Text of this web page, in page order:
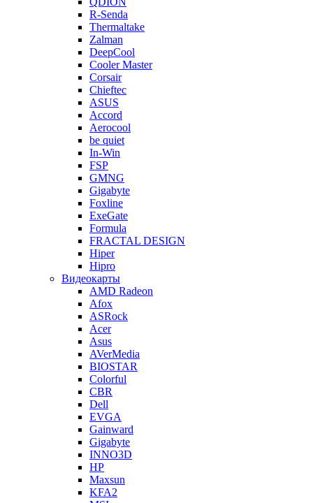
R-Senda
Thermaltake
Zalman
DeepCool
Cooler Master
Corsair
Chieftec
ASUS
Accord
Aerocool
be quiet
In-Win
FSP
GMNG
Gigabyte
Foxline
ExeGate
Formula
FRACTAL DESIGN
Hiper
Hipro
Видеокарты
AMD Radeon
Afox
ASRock
Acer
Asus
AVerMedia
BIOSTAR
Colorful
CBR
Dell
EVGA
Gainward
Gigabyte
INNO3D
HP
Maxsun
KFA2